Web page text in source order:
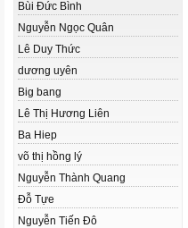
Bùi Đức Bình
Nguyễn Ngọc Quân
Lê Duy Thức
dương uyên
Big bang
Lê Thị Hương Liên
Ba Hiep
võ thị hồng lý
Nguyễn Thành Quang
Đỗ Tựe
Nguyễn Tiến Đô